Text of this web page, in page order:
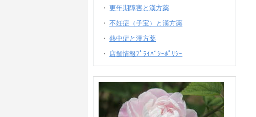
更年期障害と漢方薬
不妊症（子宝）と漢方薬
熱中症と漢方薬
店舗情報ﾌﾟﾗｲﾊﾞｼｰﾎﾟﾘｼｰ